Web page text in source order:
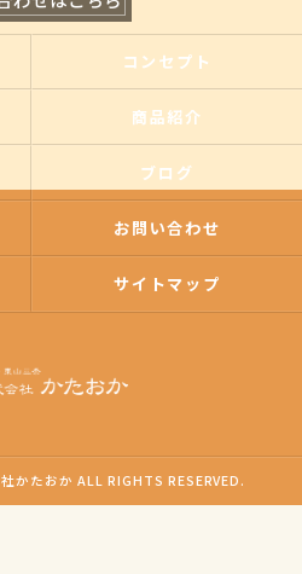
コンセプト
商品紹介
ブログ
お問い合わせ
サイトマップ
かたおか ALL RIGHTS RESERVED.